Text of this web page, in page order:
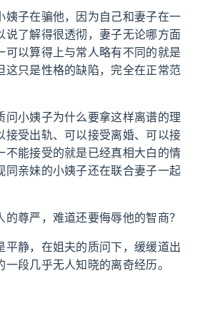
姨子在骗他，因为自己和妻子在一
说了解得很透彻，妻子无论哪方面
可以算得上与常人略有不同的就是
这只是性格的缺陷，完全在正常范
问小姨子为什么要拿这样离谱的理
接受出轨、可以接受离婚、可以接
不能接受的就是已经真相大白的情
同亲妹的小姨子还在联合妻子一起
的尊严，难道还要侮辱他的智商？
平静，在姐夫的质问下，缓缓道出
段几乎无人知晓的离奇经历。